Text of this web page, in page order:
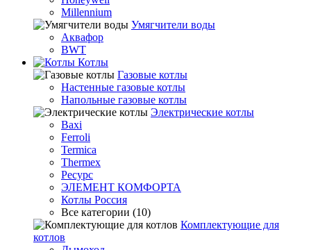
Millennium
Умягчители воды
Аквафор
BWT
Котлы
Гaзовые котлы
Настенные газовые котлы
Напольные газовые котлы
Электрические котлы
Baxi
Ferroli
Termica
Thermex
Ресурс
ЭЛЕМЕНТ КОМФОРТА
Котлы Россия
Все категории (10)
Комплектующие для
котлов